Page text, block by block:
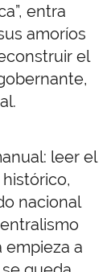
entra
amoríos
el
leer el
nacional
empieza a